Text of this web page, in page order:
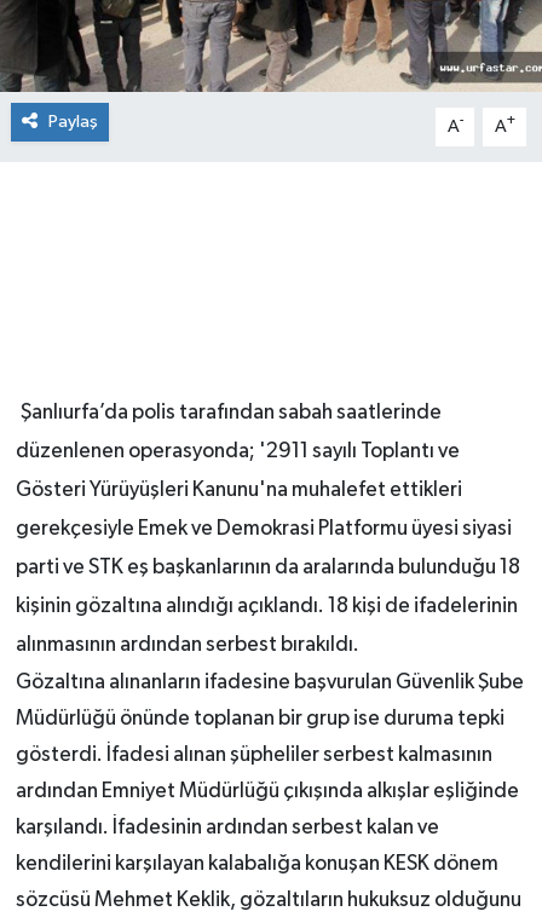
Paylaş A- A+
Şanlıurfa’da polis tarafından sabah saatlerinde
düzenlenen operasyonda; '2911 sayılı Toplantı ve
Gösteri Yürüyüşleri Kanunu'na muhalefet ettikleri
gerekçesiyle Emek ve Demokrasi Platformu üyesi siyasi
parti ve STK eş başkanlarının da aralarında bulunduğu 18
kişinin gözaltına alındığı açıklandı. 18 kişi de ifadelerinin
alınmasının ardından serbest bırakıldı.
Gözaltına alınanların ifadesine başvurulan Güvenlik Şube
Müdürlüğü önünde toplanan bir grup ise duruma tepki
gösterdi. İfadesi alınan şüpheliler serbest kalmasının
ardından Emniyet Müdürlüğü çıkışında alkışlar eşliğinde
karşılandı. İfadesinin ardından serbest kalan ve
kendilerini karşılayan kalabalığa konuşan KESK dönem
sözcüsü Mehmet Keklik, gözaltıların hukuksuz olduğunu